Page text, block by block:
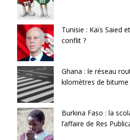
Tunisie : Kaïs Saied
conflit ?
Ghana : le réseau
kilomètres de bitume
Burkina Faso : la
l’affaire de Res